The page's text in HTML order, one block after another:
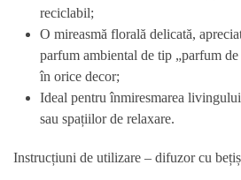
reciclabil;
O mireasmă florală delicată,
parfum ambiental de tip „parfum
în orice decor;
Ideal pentru înmiresmarea
sau spațiilor de relaxare.
Instrucțiuni de utilizare – difuzor cu